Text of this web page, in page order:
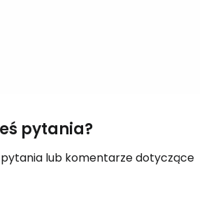
pytania?
pytania lub komentarze dotyczące